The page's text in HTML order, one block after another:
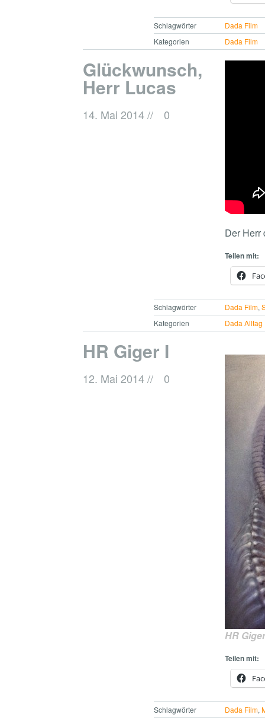
Schlagwörter
Dada Film
Kategorien
Dada Film
Glückwunsch,
Herr Lucas
14. Mai 2014// 0
Der Herr
Teilen mit:
Schlagwörter Dada Film,
Kategorien
Dada Alltag
HR Giger I
12. Mai 2014// 0
HR Giger
Teilen mit:
Schlagwörter Dada Film,